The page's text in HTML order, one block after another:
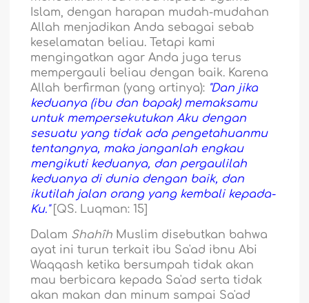
Islam, dengan harapan mudah-mudahan
Allah menjadikan Anda sebagai sebab
keselamatan beliau. Tetapi kami
mengingatkan agar Anda juga terus
mempergauli beliau dengan baik. Karena
Allah berfirman (yang artinya): "Dan jika
keduanya (ibu dan bapak) memaksamu
untuk mempersekutukan Aku dengan
sesuatu yang tidak ada pengetahuanmu
tentangnya, maka janganlah engkau
mengikuti keduanya, dan pergaulilah
keduanya di dunia dengan baik, dan
ikutilah jalan orang yang kembali kepada-
Ku."[QS. Luqman: 15]
Dalam Shahîh Muslim disebutkan bahwa
ayat ini turun terkait ibu Sa'ad ibnu Abi
Waqqash ketika bersumpah tidak akan
mau berbicara kepada Sa'ad serta tidak
akan makan dan minum sampai Sa'ad